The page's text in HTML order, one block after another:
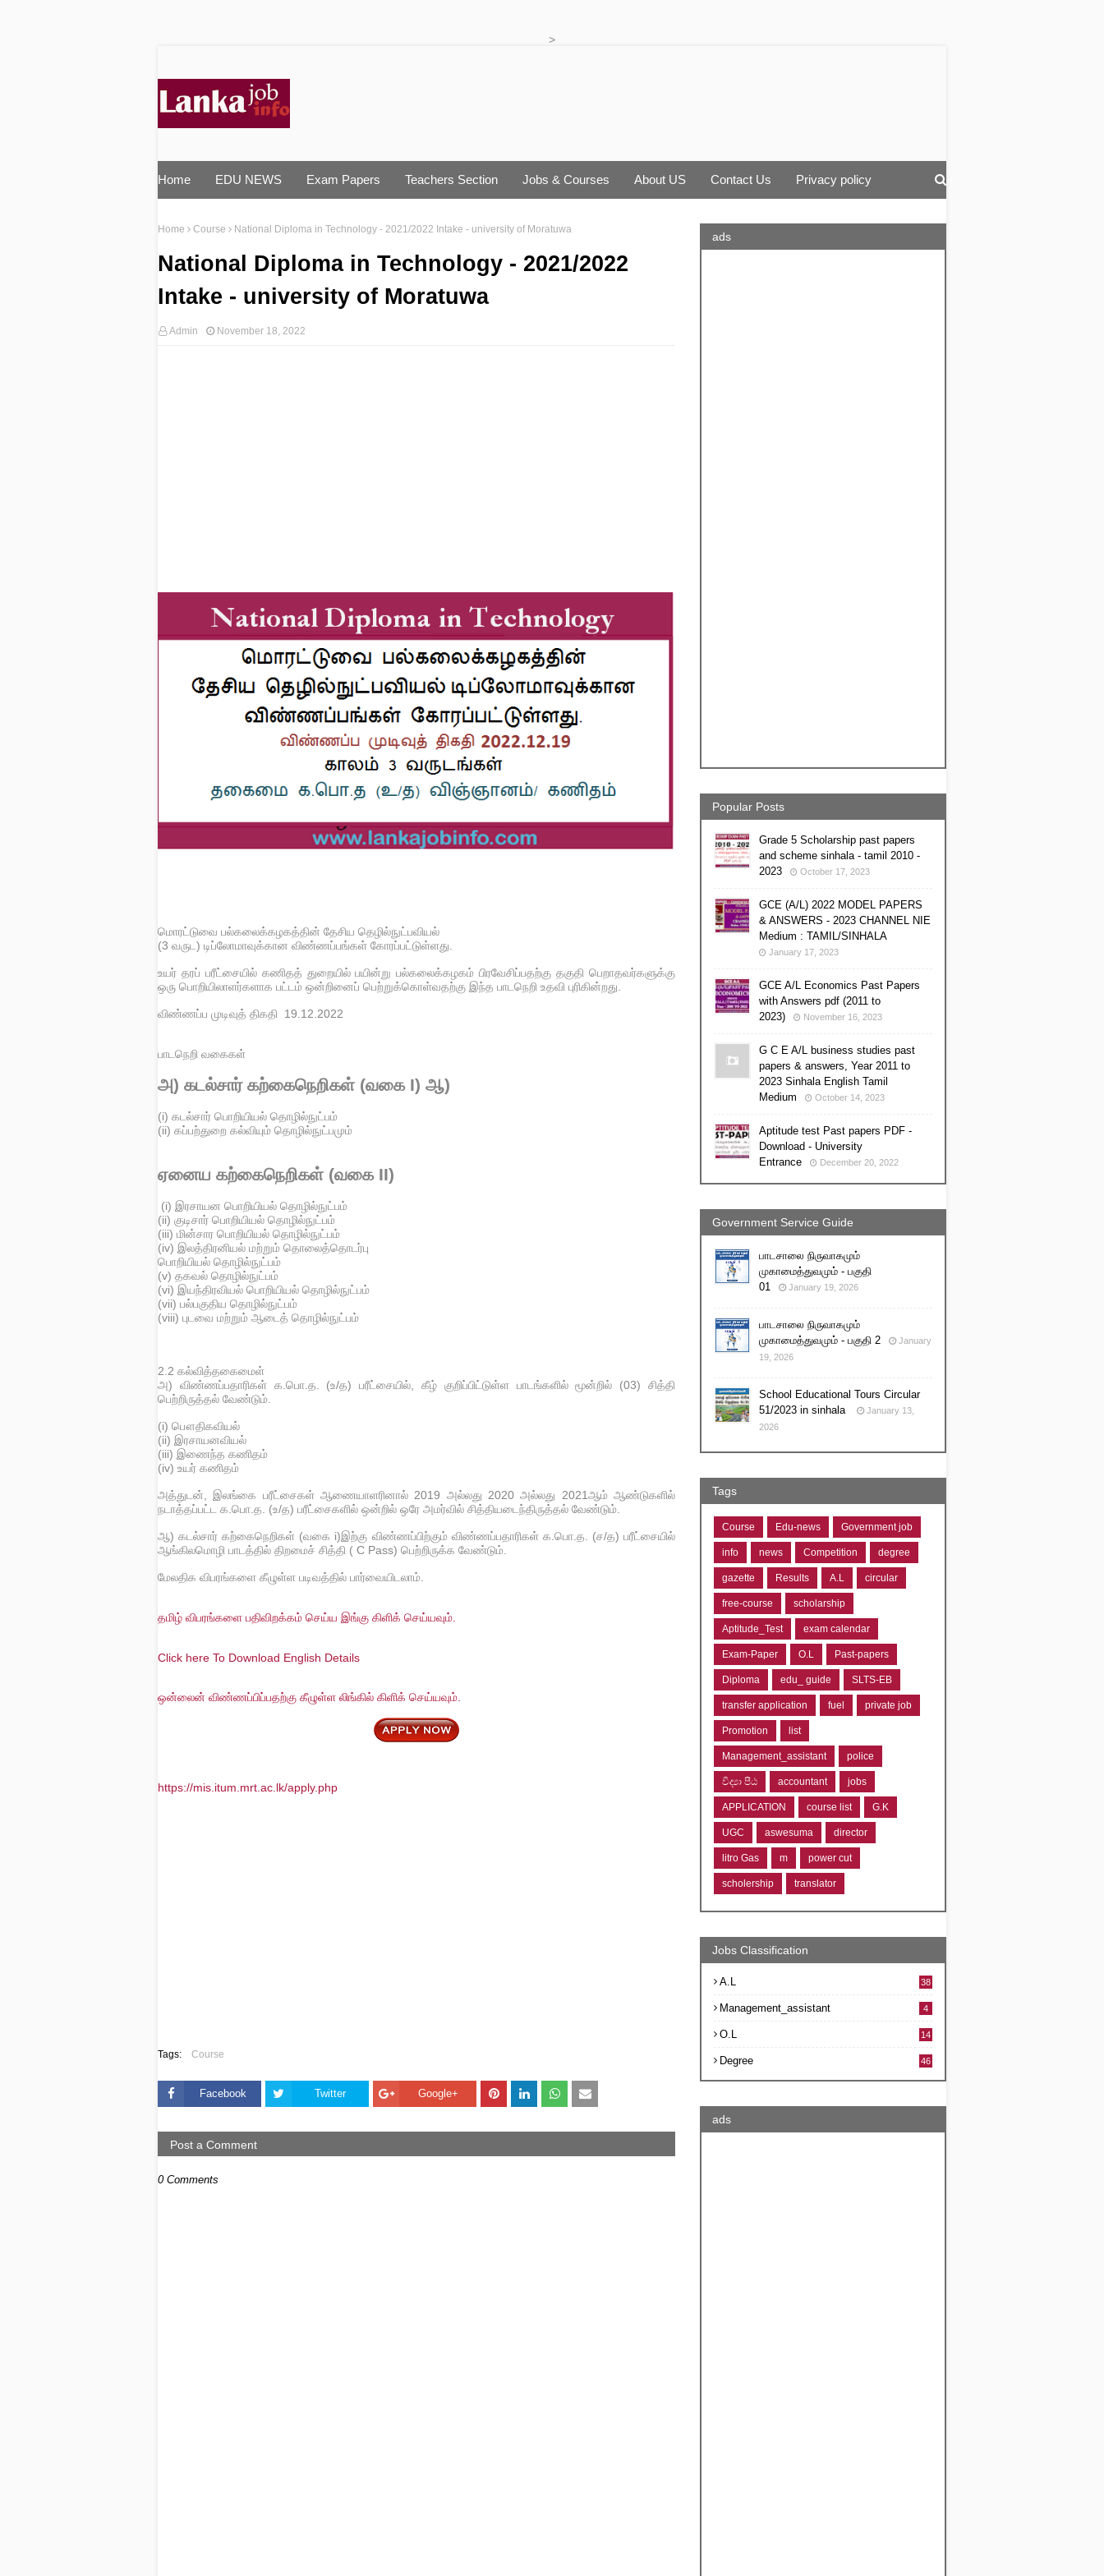
>
Home EDU NEWS Exam Papers Teachers Section Jobs & Courses About US Contact Us Privacy policy
Home Course National Diploma in Technology - 2021/2022 Intake - university of Moratuwa
National Diploma in Technology - 2021/2022
Intake - university of Moratuwa
Admin November 18, 2022
மொரட்டுவை பல்கலைக்கழகத்தின் தேசிய தெழில்நுட்பவியல்
(3 வருட) டிப்லோமாவுக்கான விண்ணப்பங்கள் கோரப்பட்டுள்ளது.
உயர் தரப் பரீட்சையில் கணிதத் துறையில் பயின்று பல்கலைக்கழகம் பிரவேசிப்பதற்கு தகுதி பெறாதவர்களுக்கு
ஒரு பொறியிலாளர்களாக பட்டம் ஒன்றினைப் பெற்றுக்கொள்வதற்கு இந்த பாடநெறி உதவி புரிகின்றது.
விண்ணப்ப முடிவுத் திகதி 19.12.2022
பாடநெறி வகைகள்
அ) கடல்சார் கற்கைநெறிகள் (வகை I) ஆ)
(i) கடல்சார் பொறியியல் தொழில்நுட்பம்
(ii) கப்பற்துறை கல்வியும் தொழில்நுட்பமும்
ஏனைய கற்கைநெறிகள் (வகை II)
(i) இரசாயன பொறியியல் தொழில்நுட்பம்
(ii) குடிசார் பொறியியல் தொழில்நுட்பம்
(iii) மின்சார பொறியியல் தொழில்நுட்பம்
(iv) இலத்திரனியல் மற்றும் தொலைத்தொடர்பு
பொறியியல் தொழில்நுட்பம்
(v) தகவல் தொழில்நுட்பம்
(vi) இயந்திரவியல் பொறியியல் தொழில்நுட்பம்
(vii) பல்பகுதிய தொழில்நுட்பம்
(viii) புடவை மற்றும் ஆடைத் தொழில்நுட்பம்
2.2 கல்வித்தகைமைள்
அ) விண்ணப்பதாரிகள் க.பொ.த. (உ/த) பரீட்சையில், கீழ் குறிப்பிட்டுள்ள பாடங்களில் மூன்றில் (03) சித்தி
பெற்றிருத்தல் வேண்டும்.
(i) பௌதிகவியல்
(ii) இரசாயனவியல்
(iii) இணைந்த கணிதம்
(iv) உயர் கணிதம்
அத்துடன், இலங்கை பரீட்சைகள் ஆணையாளரினால் 2019 அல்லது 2020 அல்லது 2021ஆம் ஆண்டுகளில்
நடாத்தப்பட்ட க.பொ.த. (உ/த) பரீட்சைகளில் ஒன்றில் ஒரே அமர்வில் சித்தியடைந்திருத்தல் வேண்டும்.
ஆ) கடல்சார் கற்கைநெறிகள் (வகை i)இற்கு விண்ணப்பிற்கும் விண்ணப்பதாரிகள் க.பொ.த. (ச/த) பரீட்சையில்
ஆங்கிலமொழி பாடத்தில் திறமைச் சித்தி ( C Pass) பெற்றிருக்க வேண்டும்.
மேலதிக விபரங்களை கீழுள்ள படிவத்தில் பார்வையிடலாம்.
தமிழ் விபரங்களை பதிவிறக்கம் செய்ய இங்கு கிளிக் செய்யவும்.
Click here To Download English Details
ஒன்லைன் விண்ணப்பிப்பதற்கு கீழுள்ள லிங்கில் கிளிக் செய்யவும்.
https://mis.itum.mrt.ac.lk/apply.php
Tags: Course
Facebook Twitter Google+
Post a Comment
0 Comments
ads
Popular Posts
Grade 5 Scholarship past papers
and scheme sinhala - tamil 2010 -
2023
October 17, 2023
GCE (A/L) 2022 MODEL PAPERS
& ANSWERS - 2023 CHANNEL NIE
Medium : TAMIL/SINHALA
January 17, 2023
GCE A/L Economics Past Papers
with Answers pdf (2011 to
2023)
November 16, 2023
G C E A/L business studies past
papers & answers, Year 2011 to
2023 Sinhala English Tamil
Medium
October 14, 2023
Aptitude test Past papers PDF -
Download - University
Entrance
December 20, 2022
Government Service Guide
பாடசாலை நிருவாகமும்
முகாமைத்துவமும் - பகுதி
01
January 19, 2026
பாடசாலை நிருவாகமும்
முகாமைத்துவமும் - பகுதி 2
January
19, 2026
School Educational Tours Circular
51/2023 in sinhala
January 13,
2026
Tags
Course Edu-news Government job
info news Competition degree
gazette Results A.L circular
free-course scholarship
Aptitude_Test exam calendar
Exam-Paper O.L Past-papers
Diploma edu_ guide SLTS-EB
transfer application fuel private job
Promotion list
Management_assistant police
විද්‍යා පීඨ accountant jobs
APPLICATION course list G.K
UGC aswesuma director
litro Gas m power cut
scholership translator
Jobs Classification
A.L 38
Management_assistant 4
O.L 14
Degree 46
ads